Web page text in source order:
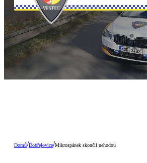
Domů/Dobřejovice/Mikrospánek skončil nehodou